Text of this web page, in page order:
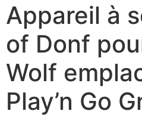
Appareil à
of Donf
Wolf
Play’n Go